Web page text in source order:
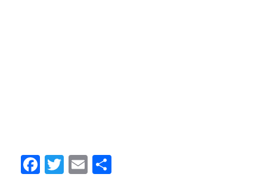
Facebook
Twitter
Email